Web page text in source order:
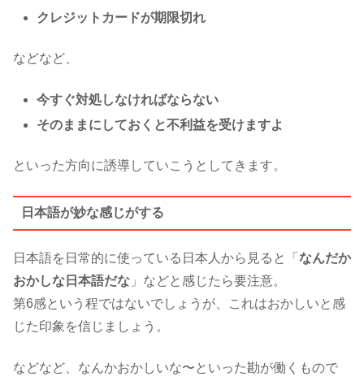
クレジットカードが期限切れ
などなど、
今すぐ対処しなければならない
そのままにしておくと不利益を受けますよ
といった方向に誘導していこうとしてきます。
日本語が妙な感じがする
日本語を日常的に使っている日本人から見ると「 なんだか
おかしな日本語だな 」などと感じたら要注意。
第6感という程ではないでしょうが、これはおかしいと感
じた印象を信じましょう。
などなど、なんかおかしいな〜といった勘が働くもので